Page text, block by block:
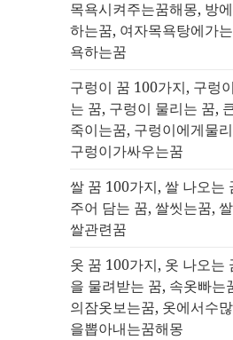
목욕시켜주는꿈해몽, 방
하는꿈, 여자목욕탕에가
욕하는꿈
구렁이 꿈 100가지, 구렁
는 꿈, 구렁이 물리는 꿈,
죽이는꿈, 구렁이에게물
구렁이가싸우는꿈
쌀 꿈 100가지, 쌀 나오는
주어 담는 꿈, 쌀씻는꿈,
쌀관련꿈
옷 꿈 100가지, 옷 나오는
을 물려받는 꿈, 속옷빠는
의잠옷보는꿈, 옷에서수
을뽑아내는꿈해몽